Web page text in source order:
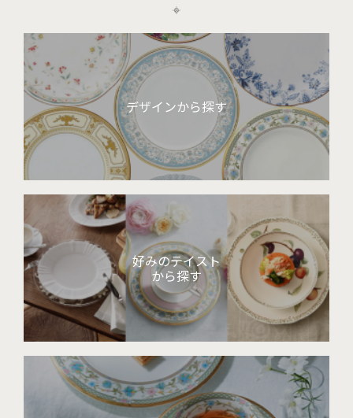
デザインから探す
好みのテイスト
から探す